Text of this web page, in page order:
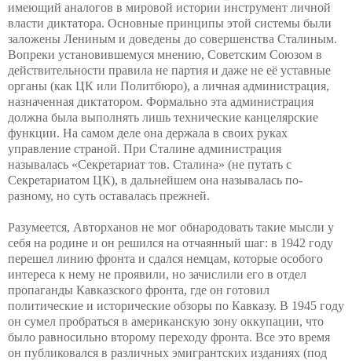
имеющий аналогов в мировой истории инструмент личной
власти диктатора. Основные принципы этой системы были
заложены Лениным и доведены до совершенства Сталиным.
Вопреки установившемуся мнению, Советским Союзом в
действительности правила не партия и даже не её уставные
органы (как ЦК или Политбюро), а личная администрация,
назначенная диктатором. Формально эта администрация
должна была выполнять лишь технические канцелярские
функции. На самом деле она держала в своих руках
управление страной. При Сталине администрация
называлась «Секретариат тов. Сталина» (не путать с
Секретариатом ЦК), в дальнейшем она называлась по-
разному, но суть оставалась прежней.
Разумеется, Авторханов не мог обнародовать такие мысли у
себя на родине и он решился на отчаянный шаг: в 1942 году
перешел линию фронта и сдался немцам, которые особого
интереса к нему не проявили, но зачислили его в отдел
пропаганды Кавказского фронта, где он готовил
политические и исторические обзоры по Кавказу. В 1945 году
он сумел пробраться в американскую зону оккупации, что
было равносильно второму переходу фронта. Все это время
он публиковался в различных эмигрантских изданиях (под